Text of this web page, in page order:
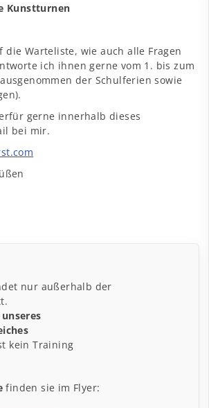
Kunstturnen
die Warteliste, wie auch alle Fragen
ich ihnen gerne vom 1. bis zum
der Schulferien sowie
gerne innerhalb dieses
bei mir.
nur außerhalb der
kein Training
finden sie im Flyer: